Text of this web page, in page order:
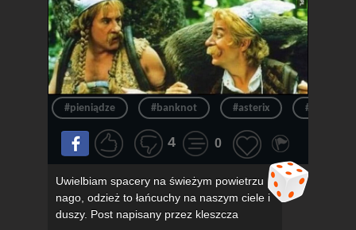
#pieniądze #banknot #asterix #pieniądz
4 0
Uwielbiam spacery na świeżym powietrzu
nago, odzież to łańcuchy na naszym ciele i
duszy. Post napisany przez kleszcza